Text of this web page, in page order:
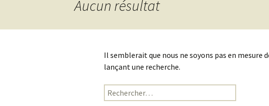
Aucun résultat
Il semblerait que nous ne soyons pas en mesure
lançant une recherche.
Rechercher :